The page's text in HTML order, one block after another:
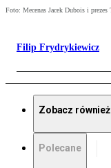
Foto: Mecenas Jacek Dubois i
Filip Frydrykiewicz
Zobacz również
Polecane